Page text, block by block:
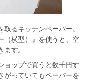
るキッチンペーパー。
（横型）』を使うと、空
す。
ョップで買うと数千円す
がっていてもペーパーを